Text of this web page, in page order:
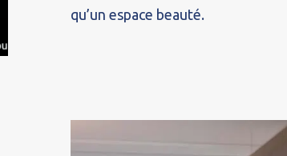
qu’un espace beauté.